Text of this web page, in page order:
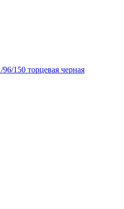
150 торцевая черная